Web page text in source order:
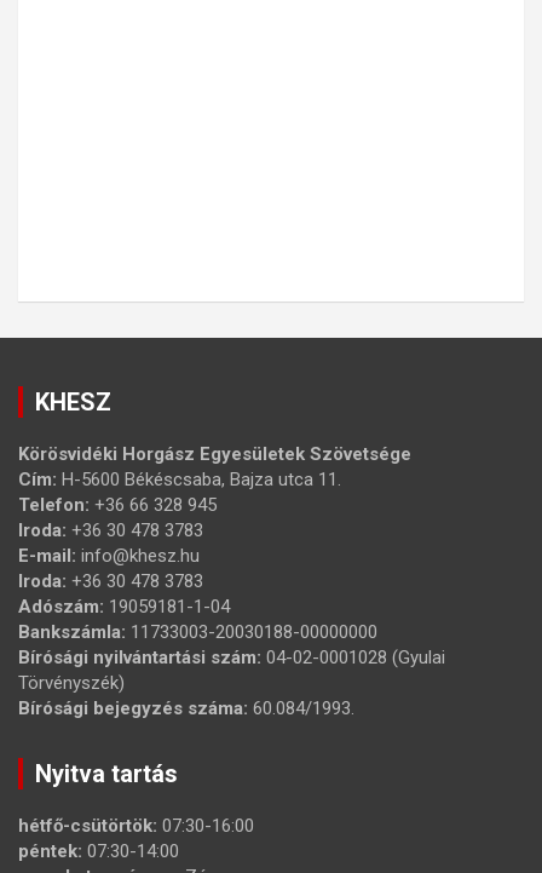
KHESZ
Körösvidéki Horgász Egyesületek Szövetsége
Cím: H-5600 Békéscsaba, Bajza utca 11.
Telefon: +36 66 328 945
Iroda: +36 30 478 3783
E-mail: info@khesz.hu
Iroda: +36 30 478 3783
Adószám: 19059181-1-04
Bankszámla: 11733003-20030188-00000000
Bírósági nyilvántartási szám: 04-02-0001028 (Gyulai
Törvényszék)
Bírósági bejegyzés száma: 60.084/1993.
Nyitva tartás
hétfő-csütörtök: 07:30-16:00
péntek: 07:30-14:00